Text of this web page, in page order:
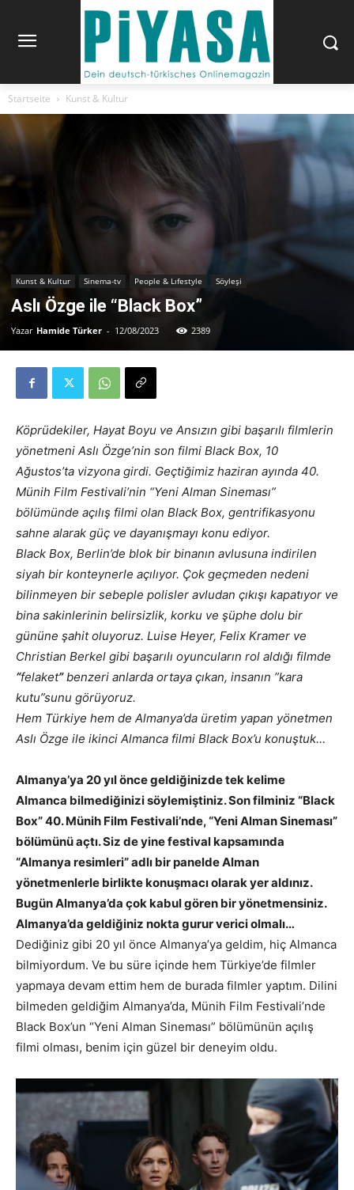
Startseite Kunst & Kultur
Kunst & Kultur Sinema-tv People & Lıfestyle Söyleşi
Aslı Özge ile “Black Box”
Yazar Hamide Türker - 12/08/2023 2389
Köprüdekiler, Hayat Boyu ve Ansızın gibi başarılı filmlerin
yönetmeni Aslı Özge’nin son filmi Black Box, 10
Ağustos’ta vizyona girdi. Geçtiğimiz haziran ayında 40.
Münih Film Festivali’nin “Yeni Alman Sineması”
bölümünde açılış filmi olan Black Box, gentrifikasyonu
sahne alarak güç ve dayanışmayı konu ediyor.
Black Box, Berlin’de blok bir binanın avlusuna indirilen
siyah bir konteynerle açılıyor. Çok geçmeden nedeni
bilinmeyen bir sebeple polisler avludan çıkışı kapatıyor ve
bina sakinlerinin belirsizlik, korku ve şüphe dolu bir
gününe şahit oluyoruz. Luise Heyer, Felix Kramer ve
Christian Berkel gibi başarılı oyuncuların rol aldığı filmde
“felaket”benzeri anlarda ortaya çıkan, insanın ”kara
kutu”sunu görüyoruz.
Hem Türkiye hem de Almanya’da üretim yapan yönetmen
Aslı Özge ile ikinci Almanca filmi Black Box’u konuştuk…
Almanya’ya 20 yıl önce geldiğinizde tek kelime
Almanca bilmediğinizi söylemiştiniz. Son filminiz “Black
Box” 40. Münih Film Festivali’nde, “Yeni Alman Sineması”
bölümünü açtı. Siz de yine festival kapsamında
“Almanya resimleri” adlı bir panelde Alman
yönetmenlerle birlikte konuşmacı olarak yer aldınız.
Bugün Almanya’da çok kabul gören bir yönetmensiniz.
Almanya’da geldiğiniz nokta gurur verici olmalı…
Dediğiniz gibi 20 yıl önce Almanya’ya geldim, hiç Almanca
bilmiyordum. Ve bu süre içinde hem Türkiye’de filmler
yapmaya devam ettim hem de burada filmler yaptım. Dilini
bilmeden geldiğim Almanya’da, Münih Film Festivali’nde
Black Box’un “Yeni Alman Sineması” bölümünün açılış
filmi olması, benim için güzel bir deneyim oldu.